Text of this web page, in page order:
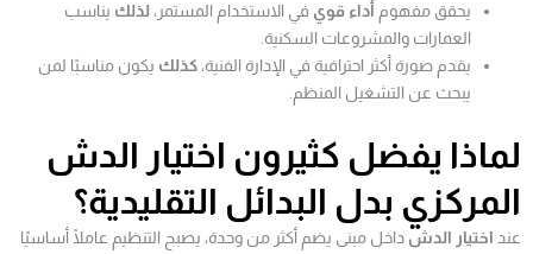
يحقق مفهوم أداء قوي في الاستخدام المستمر، لذلك يناسب
العمارات والمشروعات السكنية.
يقدم صورة أكثر احترافية في الإدارة الفنية، كذلك يكون مناسبًا لمن
يبحث عن التشغيل المنظم.
لماذا يفضل كثيرون اختيار الدش
المركزي بدل البدائل التقليدية؟
عند اختيار الدش داخل مبنى يضم أكثر من وحدة، يصبح التنظيم عاملًا أساسيًا